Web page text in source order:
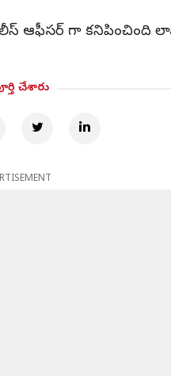
ఆఫీసర్ గా
చేశారు